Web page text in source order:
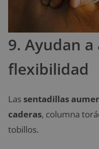
9. Ayudan
flexibilidad
Las sentadillas
caderas, columna
tobillos.